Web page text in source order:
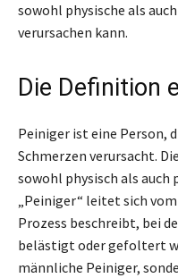
sowohl physische als
verursachen kann.
Die Definition
Peiniger ist eine Person,
Schmerzen verursacht.
sowohl physisch als auch
„Peiniger“ leitet sich
Prozess beschreibt, bei
belästigt oder gefoltert
männliche Peiniger,